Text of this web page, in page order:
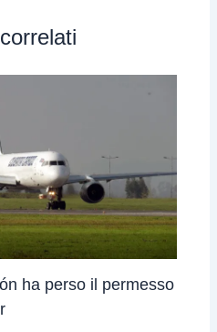
ha perso il permesso